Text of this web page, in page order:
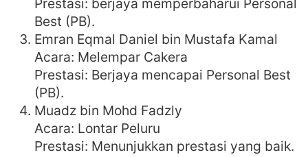
Best (PB).
Emran Eqmal Daniel bin Mustafa Kamal
Acara: Melempar Cakera
Prestasi: Berjaya mencapai Personal Best
(PB).
Muadz bin Mohd Fadzly
Acara: Lontar Peluru
Prestasi: Menunjukkan prestasi yang baik.